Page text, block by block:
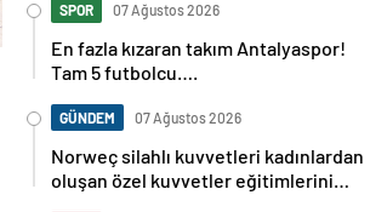
SPOR 07 Ağustos 2026
En fazla kızaran takım Antalyaspor!
Tam 5 futbolcu….
GÜNDEM 07 Ağustos 2026
Norweç silahlı kuvvetleri kadınlardan
oluşan özel kuvvetler eğitimlerini